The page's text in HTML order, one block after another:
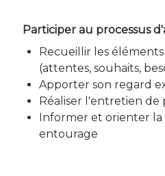
Participer au processus
Recueillir les
(attentes, souhaits,
Apporter son regard
Réaliser l'entretien de
Informer et orienter la
entourage